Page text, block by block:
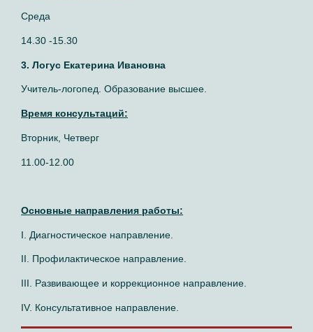
Среда
14.30 -15.30
3. Логус Екатерина Ивановна
Учитель-логопед. Образование высшее.
Время консультаций:
Вторник, Четверг
11.00-12.00
Основные направления работы:
I. Диагностическое направление.
II. Профилактическое направление.
III. Развивающее и коррекционное направление.
IV. Консультативное направление.